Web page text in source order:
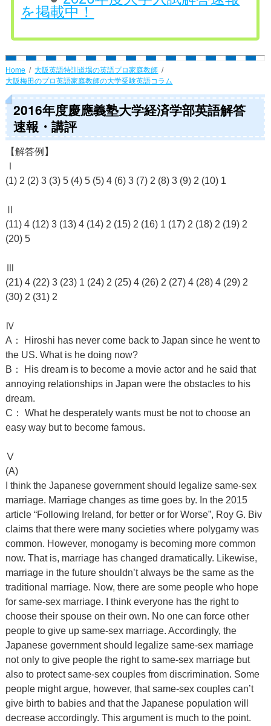
を掲載中！
Home
大阪英語特訓道場の英語プロ家庭教師
大阪梅田のプロ英語家庭教師の大学受験英語コラム
2016年度慶應義塾大学経済学部英語解答
速報・講評
【解答例】
Ⅰ
(1) 2 (2) 3 (3) 5 (4) 5 (5) 4 (6) 3 (7) 2 (8) 3 (9) 2 (10) 1
Ⅱ
(11) 4 (12) 3 (13) 4 (14) 2 (15) 2 (16) 1 (17) 2 (18) 2 (19) 2
(20) 5
Ⅲ
(21) 4 (22) 3 (23) 1 (24) 2 (25) 4 (26) 2 (27) 4 (28) 4 (29) 2
(30) 2 (31) 2
Ⅳ
A： Hiroshi has never come back to Japan since he went to
the US. What is he doing now?
B： His dream is to become a movie actor and he said that
annoying relationships in Japan were the obstacles to his
dream.
C： What he desperately wants must be not to choose an
easy way but to become famous.
Ⅴ
(A)
I think the Japanese government should legalize same-sex
marriage. Marriage changes as time goes by. In the 2015
article “Following Ireland, for better or for Worse”, Roy G. Biv
claims that there were many societies where polygamy was
common. However, monogamy is becoming more common
now. That is, marriage has changed dramatically. Likewise,
marriage in the future shouldn’t always be the same as the
traditional marriage. Now, there are some people who hope
for same-sex marriage. I think everyone has the right to
choose their spouse on their own. No one can force other
people to give up same-sex marriage. Accordingly, the
Japanese government should legalize same-sex marriage
not only to give people the right to same-sex marriage but
also to protect same-sex couples from discrimination. Some
people might argue, however, that same-sex couples can’t
give birth to babies and that the Japanese population will
decrease accordingly. This argument is much to the point.